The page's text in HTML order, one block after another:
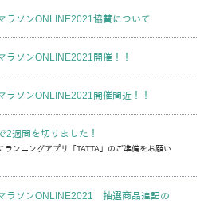
ラソンONLINE2021協賛について
ラソンONLINE2021開催！！
ラソンONLINE2021開催間近！！
2週間を切りました！
ランニングアプリ「TATTA」のご準備をお願い
ラソンONLINE2021 抽選商品追記の